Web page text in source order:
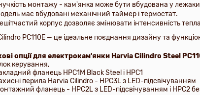
монтажу - кам'янка може бути вбудована у лежаки
має вбудовані механічний таймер і термостат.
корпус дозволяє змінювати інтенсивність
PC110E — це ідеальне поєднання дизайну та
опції для електрокам'янки Harvia Cilindro Steel
керування,
фланець HPC1M Black Steel і HPC1
перила Harvia Cilindro - HPC3L з LED-підсвічуванням
фланець - HPC2L з LED-підсвічуванням і HPC2